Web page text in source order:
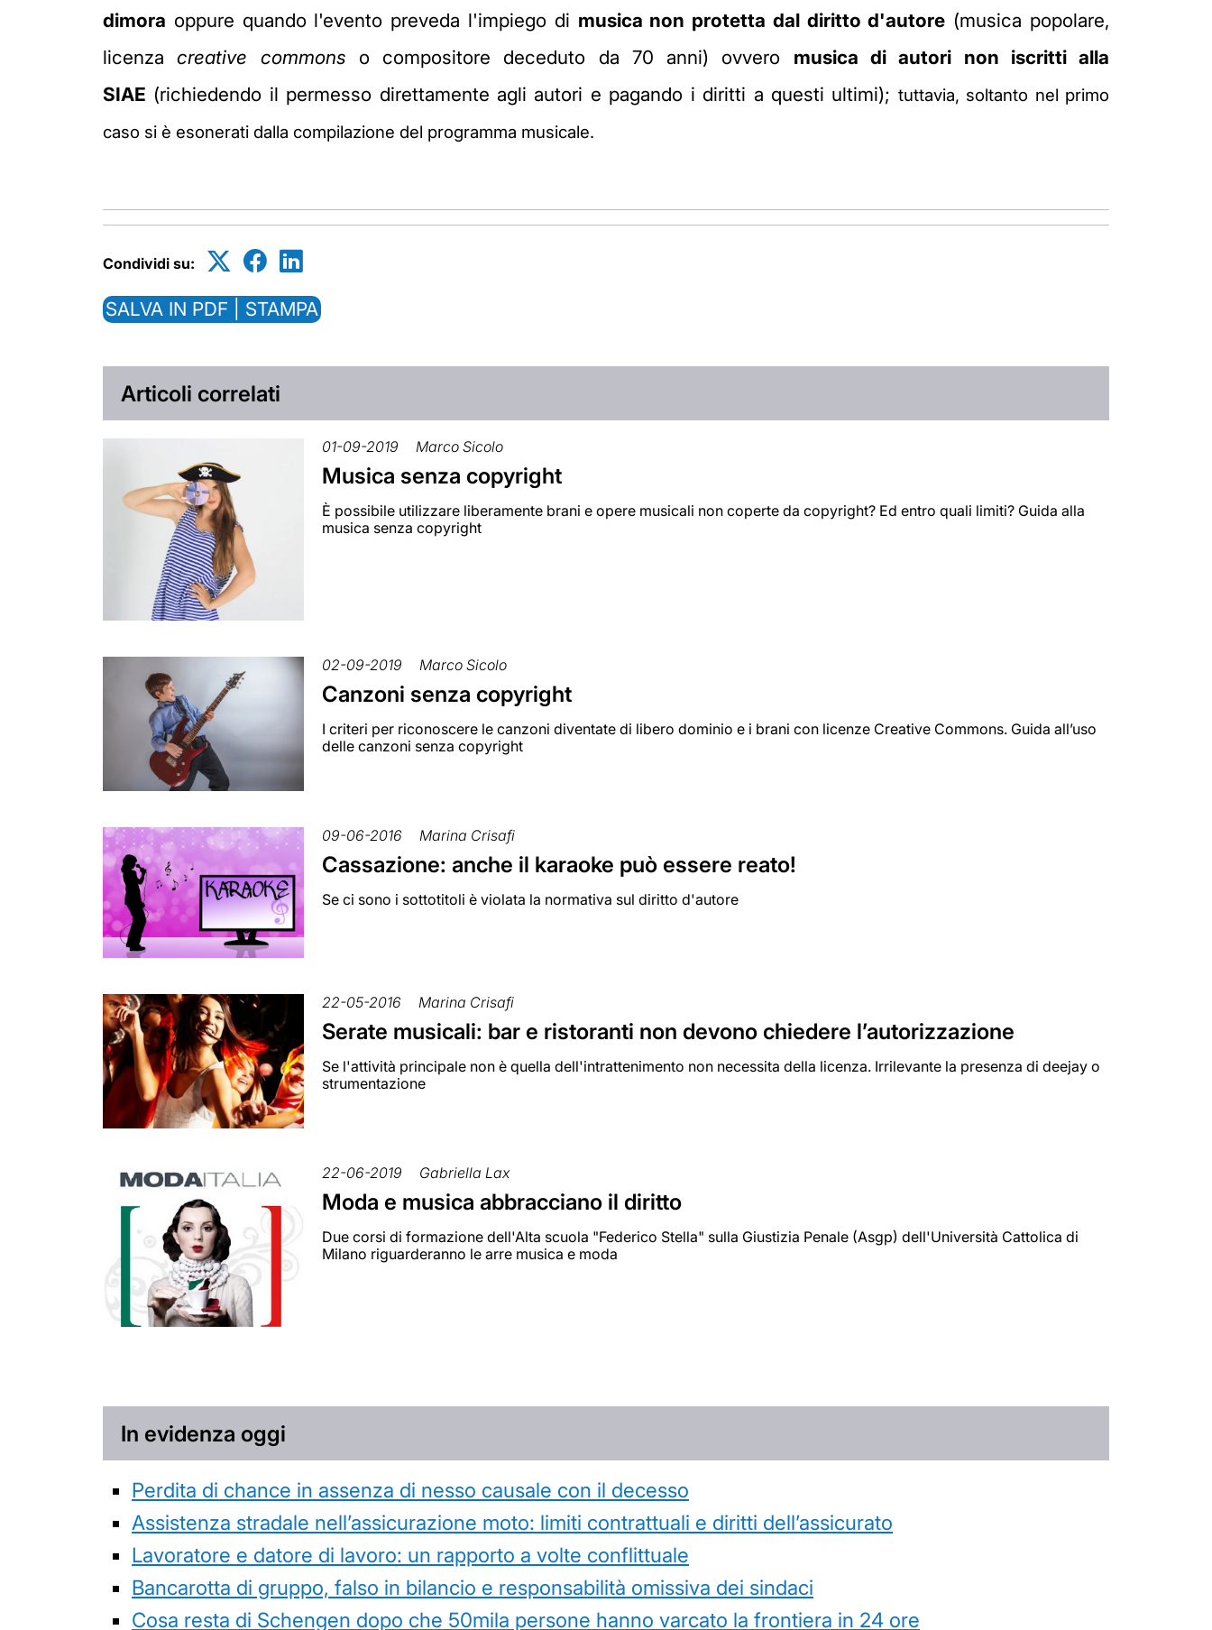
dimora oppure quando l'evento preveda l'impiego di musica non protetta dal diritto d'autore (musica popolare,
licenzacreative commons o compositore deceduto da 70 anni) ovvero musica di autori non iscritti alla
SIAE (richiedendo il permesso direttamente agli autori e pagando i diritti a questi ultimi); tuttavia, soltanto nel primo
caso si è esonerati dalla compilazione del programma musicale.
Condividi su:
SALVA IN PDF | STAMPA
Articoli correlati
01-09-2019 Marco Sicolo
Musica senza copyright
È possibile utilizzare liberamente brani e opere musicali non coperte da copyright? Ed entro quali limiti? Guida alla
musica senza copyright
02-09-2019 Marco Sicolo
Canzoni senza copyright
I criteri per riconoscere le canzoni diventate di libero dominio e i brani con licenze Creative Commons. Guida all’uso
delle canzoni senza copyright
09-06-2016 Marina Crisafi
Cassazione: anche il karaoke può essere reato!
Se ci sono i sottotitoli è violata la normativa sul diritto d'autore
22-05-2016 Marina Crisafi
Serate musicali: bar e ristoranti non devono chiedere l’autorizzazione
Se l'attività principale non è quella dell'intrattenimento non necessita della licenza. Irrilevante la presenza di deejay o
strumentazione
22-06-2019 Gabriella Lax
Moda e musica abbracciano il diritto
Due corsi di formazione dell'Alta scuola "Federico Stella" sulla Giustizia Penale (Asgp) dell'Università Cattolica di
Milano riguarderanno le arre musica e moda
In evidenza oggi
Perdita di chance in assenza di nesso causale con il decesso
Assistenza stradale nell’assicurazione moto: limiti contrattuali e diritti dell’assicurato
Lavoratore e datore di lavoro: un rapporto a volte conflittuale
Bancarotta di gruppo, falso in bilancio e responsabilità omissiva dei sindaci
Cosa resta di Schengen dopo che 50mila persone hanno varcato la frontiera in 24 ore